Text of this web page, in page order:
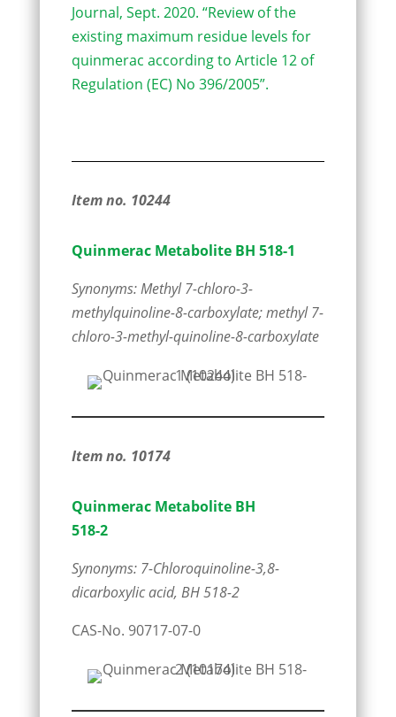
Journal, Sept. 2020. “Review of the
existing maximum residue levels for
quinmerac according to Article 12 of
Regulation (EC) No 396/2005”.
Item no. 10244
Quinmerac Metabolite BH 518-1
Synonyms: Methyl 7-chloro-3-
methylquinoline-8-carboxylate; methyl 7-
chloro-3-methyl-quinoline-8-carboxylate
Item no. 10174
Quinmerac Metabolite BH
518-2
Synonyms: 7-Chloroquinoline-3,8-
dicarboxylic acid, BH 518-2
CAS-No. 90717-07-0